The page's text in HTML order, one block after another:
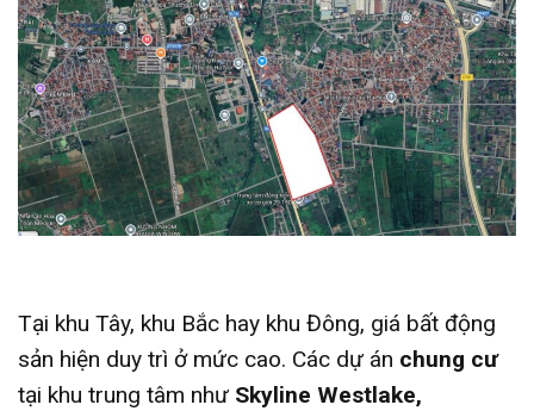
Tại khu Tây, khu Bắc hay khu Đông, giá bất động
sản hiện duy trì ở mức cao. Các dự án chung cư
tại khu trung tâm như Skyline Westlake,